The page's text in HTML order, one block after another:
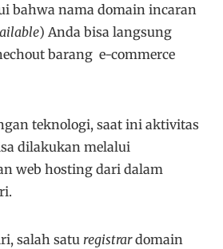
bahwa nama domain incaran
) Anda bisa langsung
barang e-commerce
teknologi, saat ini aktivitas
dilakukan melalui
web hosting dari dalam
salah saturegistrardomain